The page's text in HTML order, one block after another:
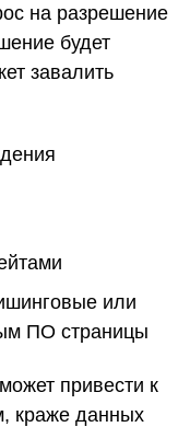
на разрешение
будет
завалить
или
ПО страницы
привести к
краже данных